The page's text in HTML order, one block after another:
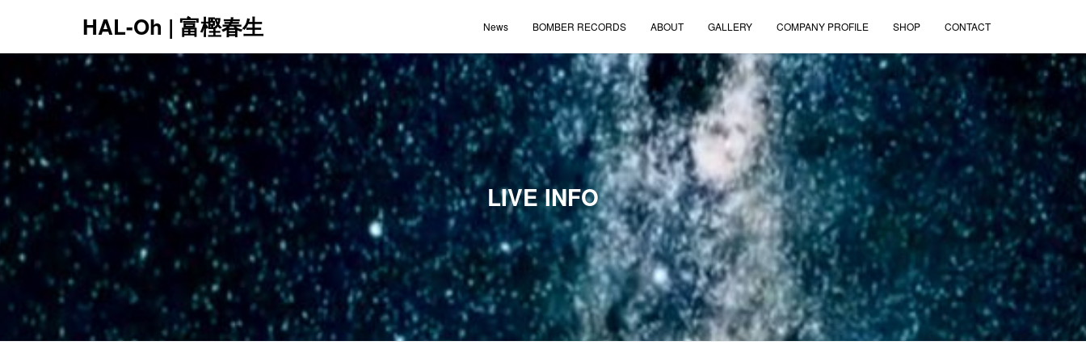
HAL-Oh | 富樫春生 News BOMBER RECORDS ABOUT GALLERY COMPANY PROFILE SHOP CONTACT
LIVE INFO
12:00 AM
1:00 AM
2:00 AM
3:00 AM
4:00 AM